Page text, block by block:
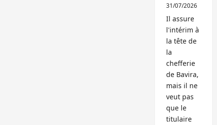
31/07/2026
Il assure
l'intérim à
la tête de
la
chefferie
de Bavira,
mais il ne
veut pas
que le
titulaire